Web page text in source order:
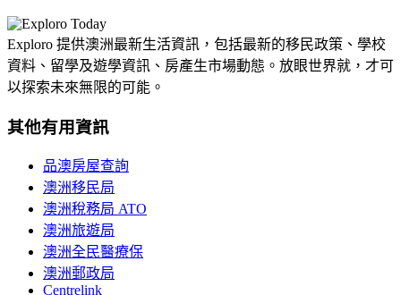
Exploro 提供澳洲最新生活資訊，包括最新的移民政策、學校
資料、留學及遊學資訊、房產生市場動態。放眼世界就，才可
以探索未來無限的可能。
其他有用資訊
品澳房屋查詢
澳洲移民局
澳洲稅務局 ATO
澳洲旅遊局
澳洲全民醫療保
澳洲郵政局
Centrelink